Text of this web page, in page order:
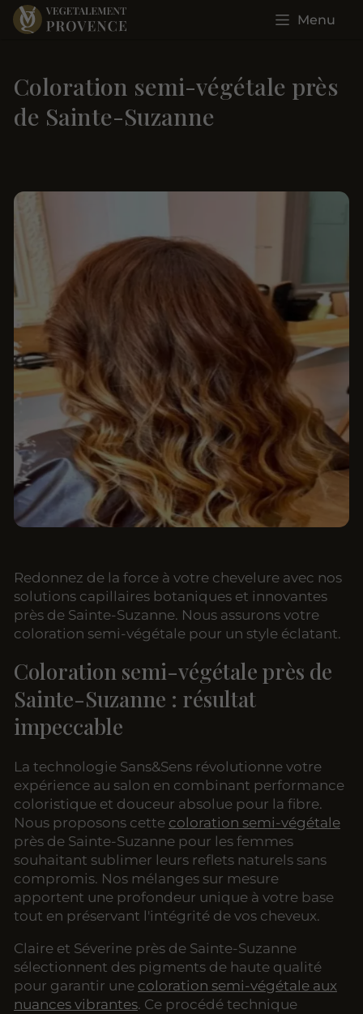
Menu
Coloration semi-végétale près
de Sainte-Suzanne
Redonnez de la force à votre chevelure avec nos
solutions capillaires botaniques et innovantes
près de Sainte-Suzanne. Nous assurons votre
coloration semi-végétale pour un style éclatant.
Coloration semi-végétale près de
Sainte-Suzanne : résultat
impeccable
La technologie Sans&Sens révolutionne votre
expérience au salon en combinant performance
coloristique et douceur absolue pour la fibre.
Nous proposons cette coloration semi-végétale
près de Sainte-Suzanne pour les femmes
souhaitant sublimer leurs reflets naturels sans
compromis. Nos mélanges sur mesure
apportent une profondeur unique à votre base
tout en préservant l'intégrité de vos cheveux.
Claire et Séverine près de Sainte-Suzanne
sélectionnent des pigments de haute qualité
pour garantir une coloration semi-végétale aux
nuances vibrantes. Ce procédé technique